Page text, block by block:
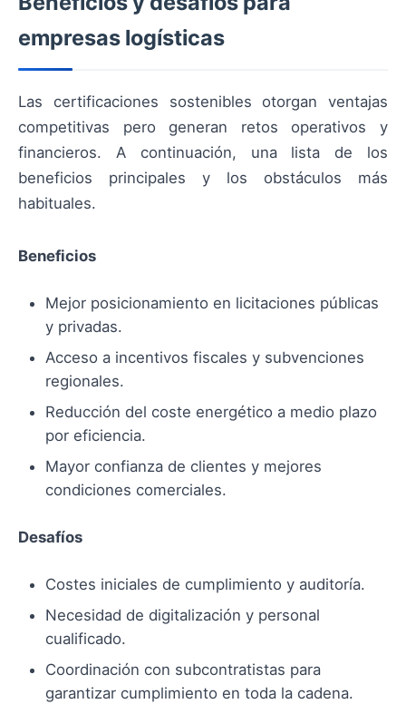
empresas logísticas
Las certificaciones sostenibles otorgan ventajas
competitivas pero generan retos operativos y
financieros. A continuación, una lista de los
beneficios principales y los obstáculos más
habituales.
Beneficios
Mejor posicionamiento en licitaciones públicas
y privadas.
Acceso a incentivos fiscales y subvenciones
regionales.
Reducción del coste energético a medio plazo
por eficiencia.
Mayor confianza de clientes y mejores
condiciones comerciales.
Desafíos
Costes iniciales de cumplimiento y auditoría.
Necesidad de digitalización y personal
cualificado.
Coordinación con subcontratistas para
garantizar cumplimiento en toda la cadena.